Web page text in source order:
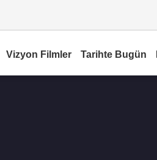
Vizyon Filmler Tarihte Bugün